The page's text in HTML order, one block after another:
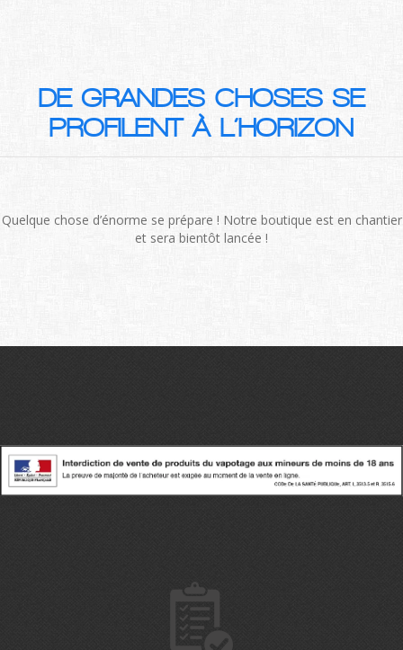
DE GRANDES CHOSES SE
PROFILENT À L’HORIZON
Quelque chose d’énorme se prépare ! Notre boutique est en chantier
et sera bientôt lancée !